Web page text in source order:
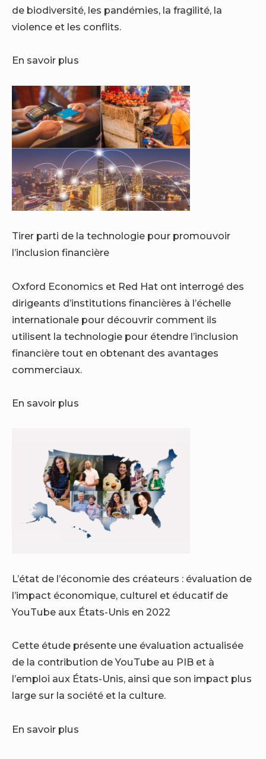
de biodiversité, les pandémies, la fragilité, la
violence et les conflits.
En savoir plus
Tirer parti de la technologie pour promouvoir
l’inclusion financière
Oxford Economics et Red Hat ont interrogé des
dirigeants d’institutions financières à l’échelle
internationale pour découvrir comment ils
utilisent la technologie pour étendre l’inclusion
financière tout en obtenant des avantages
commerciaux.
En savoir plus
L’état de l’économie des créateurs : évaluation de
l’impact économique, culturel et éducatif de
YouTube aux États-Unis en 2022
Cette étude présente une évaluation actualisée
de la contribution de YouTube au PIB et à
l’emploi aux États-Unis, ainsi que son impact plus
large sur la société et la culture.
En savoir plus